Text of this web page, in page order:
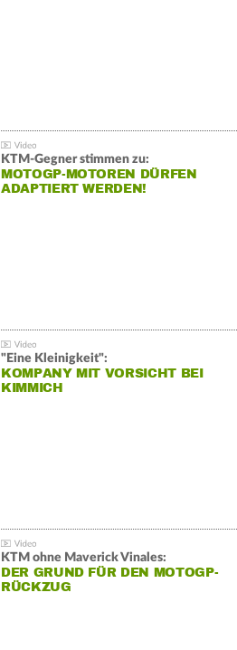
KTM-Gegner stimmen zu:
MOTOGP-MOTOREN DÜRFEN
ADAPTIERT WERDEN!
"Eine Kleinigkeit":
KOMPANY MIT VORSICHT BEI
KIMMICH
KTM ohne Maverick Vinales:
DER GRUND FÜR DEN MOTOGP-
RÜCKZUG